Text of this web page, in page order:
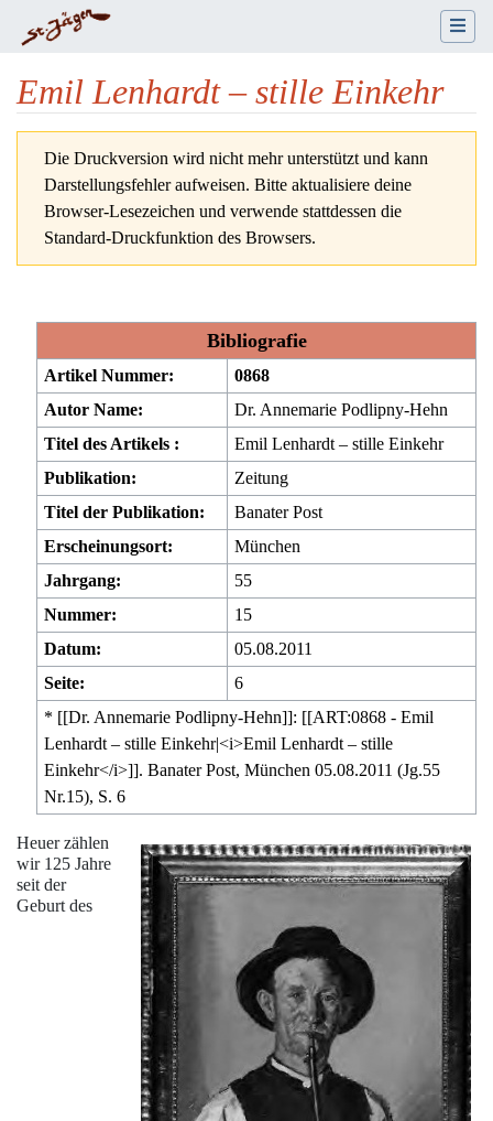
Emil Lenhardt – stille Einkehr
Die Druckversion wird nicht mehr unterstützt und kann
Darstellungsfehler aufweisen. Bitte aktualisiere deine
Browser-Lesezeichen und verwende stattdessen die
Standard-Druckfunktion des Browsers.
Bibliografie
Artikel Nummer:
0868
Autor Name:
Dr. Annemarie Podlipny-Hehn
Titel des Artikels :
Emil Lenhardt – stille Einkehr
Publikation:
Zeitung
Titel der Publikation:
Banater Post
Erscheinungsort:
München
Jahrgang:
55
Nummer:
15
Datum:
05.08.2011
Seite:
6
* [[Dr. Annemarie Podlipny-Hehn]]: [[ART:0868 - Emil
Lenhardt – stille Einkehr|<i>Emil Lenhardt – stille
Einkehr</i>]]. Banater Post, München 05.08.2011 (Jg.55
Nr.15), S. 6
Heuer zählen
wir 125 Jahre
seit der
Geburt des